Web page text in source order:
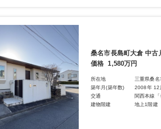
桑名市長島町大倉 中古
価格 1,580万円
所在地
三重県桑
築年月(築年数)
2008年 12
交通
関西本線
建物階建
地上1階建